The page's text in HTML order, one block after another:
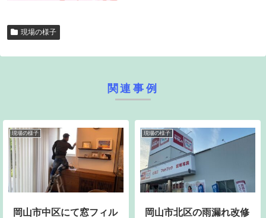
現場の様子
関連事例
現場の様子
岡山市中区にて窓フィル
現場の様子
岡山市北区の雨漏れ改修